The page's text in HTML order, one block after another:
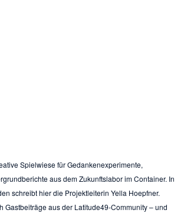
Spielwiese für Gedankenexperimente,
aus dem Zukunftslabor im Container. In
schreibt hier die Projektleiterin Yella Hoepfner.
Gastbeiträge aus der Latitude49-Community – und